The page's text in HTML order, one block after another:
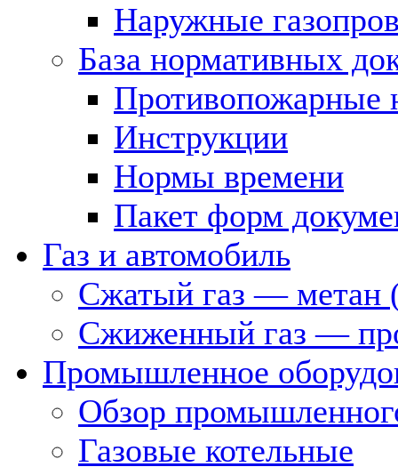
Наружные
База нормативных
Противопожарные
Инструкции
Нормы времени
Пакет форм
Газ и автомобиль
Сжатый газ — метан
Сжиженный газ —
Промышленное
Обзор
Газовые котельные